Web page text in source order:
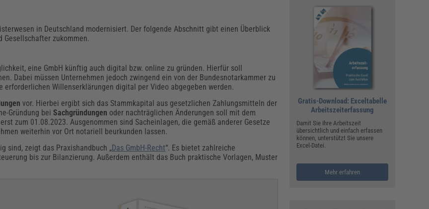
in Deutschland modernisiert. Der folgende Abschnitt gibt einen Überblick
Gesellschafter zukommen.
eine GmbH künftig auch digital bzw. online zu gründen. Hierfür soll
Dabei müssen Unternehmen jedoch zwingend ein von der Bundesnotarkammer zu
Willenserklärungen digital per Video abgegeben werden.
vor. Hierbei ergibt sich das Stammkapital aus gesetzlichen Zahlungsmitteln der
Gründung beiSachgründungen oder nachträglichen Änderungen soll mit dem
zum 01.08.2023. Ausgenommen sind Sacheinlagen, die gemäß anderer Gesetze
weiterhin vor Ort notariell beurkunden lassen.
sind, zeigt das Praxishandbuch „Das GmbH-Recht“. Es bietet zahlreiche
bis zur Bilanzierung. Außerdem enthält das Buch praktische Vorlagen, Muster
Gratis-Download: Exceltabelle
Arbeitszeiterfassung
Damit Sie Ihre Arbeitszeit
übersichtlich und einfach erfassen
können, unterstützt Sie unsere
Excel-Datei.
Mehr erfahren